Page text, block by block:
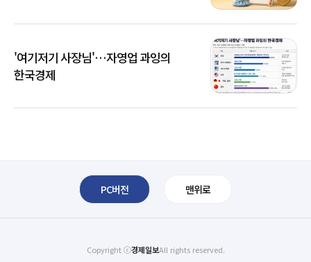
'여기저기 사장님'…자영업 과잉의
한국경제
PC버전 맨위로
Copyright ⓒ경제일보All rights reserved.